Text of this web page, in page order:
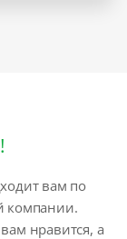
вам по
компании.
нравится, а